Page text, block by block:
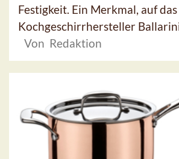
Festigkeit. Ein Merkmal, auf
Kochgeschirrhersteller
Von Redaktion